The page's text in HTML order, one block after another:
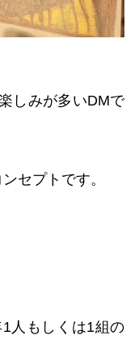
しみが多いDMで
セプトです。
人もしくは1組の